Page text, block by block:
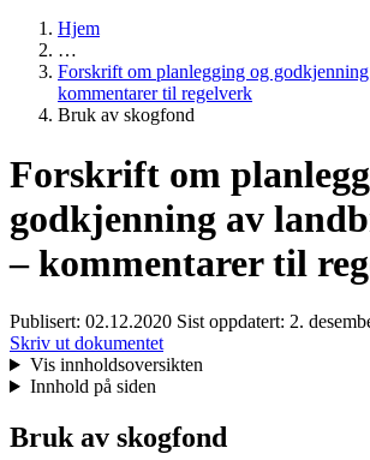
Hjem
…
Forskrift om planlegging og
kommentarer til regelverk
Bruk av skogfond
Forskrift om
godkjenning av
– kommentarer til
Publisert: 02.12.2020 Sist oppdatert: 2.
Skriv ut dokumentet
Vis innholdsoversikten
Innhold på siden
Bruk av skogfond